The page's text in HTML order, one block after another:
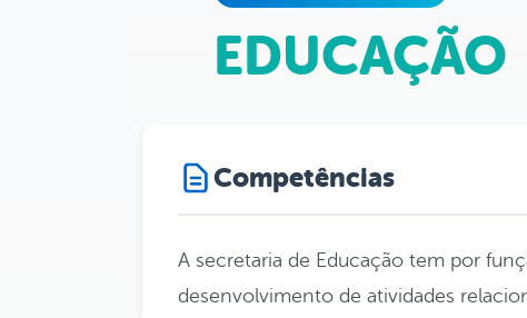
EDUCAÇÃO
Competências
A secretaria de Educação tem por
desenvolvimento de atividades